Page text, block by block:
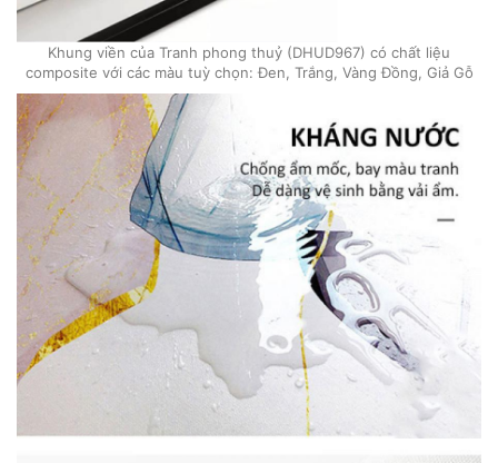
Khung viền của Tranh phong thuỷ (DHUD967) có chất liệu
composite với các màu tuỳ chọn: Đen, Trắng, Vàng Đồng, Giả Gỗ